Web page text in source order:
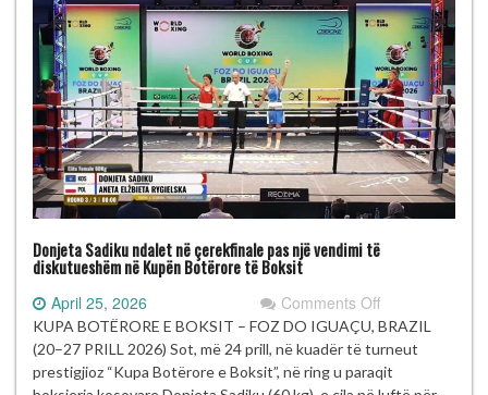
të
reja
Donjeta Sadiku ndalet në çerekfinale pas një vendimi të
diskutueshëm në Kupën Botërore të Boksit
April 25, 2026 Comments Offon
Donjeta
Sadiku
ndalet
KUPA BOTËRORE E BOKSIT – FOZ DO IGUAÇU, BRAZIL
(20–27 PRILL 2026) Sot, më 24 prill, në kuadër të turneut
prestigjioz “Kupa Botërore e Boksit”, në ring u paraqit